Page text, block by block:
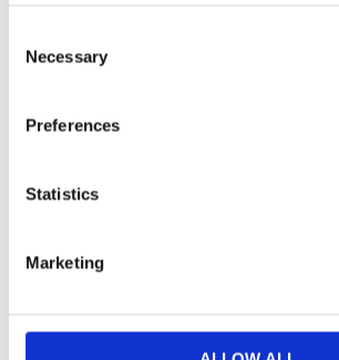
Selection
Necessary
Preferences
Statistics
Marketing
99,00
NYHET